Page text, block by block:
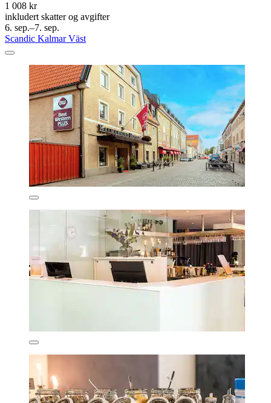
1 008 kr
inkludert skatter og avgifter
6. sep.–7. sep.
Scandic Kalmar Väst